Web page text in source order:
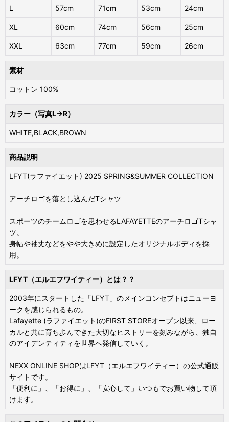
L 57cm 71cm 53cm 24cm
XL 60cm 74cm 56cm 25cm
XXL 63cm 77cm 59cm 26cm
素材
コットン 100%
カラー（写真L→R）
WHITE,BLACK,BROWN
商品説明
LFYT(ラファイエット) 2025 SPRING&SUMMER COLLECTION
アーチロゴを落とし込んだTシャツ
スポーツのチームロゴを思わせるLAFAYETTEのアーチロゴTシャ
ツ。
身幅や袖丈などをやや大きめに設定したオリジナルボディを採
用。
LFYT（エルエフワイティー）とは？？
2003年にスタートした「LFYT」のメインコンセプトはニューヨ
ークを感じられるもの。
Lafayette (ラファイエット)のFIRST STOREオープン以来、ロー
カルと共に育ち歩んできた大切なヒストリーを刻みながら、独自
のアイデンティティを世界へ発信していく。
NEXX ONLINE SHOPはLFYT（エルエフワイティー）の公式通販
サイトです。
「便利に」、「お得に」、「安心して」いつもでお買い物して頂
けます。